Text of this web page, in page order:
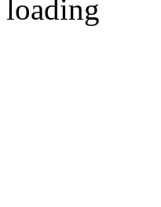
loading